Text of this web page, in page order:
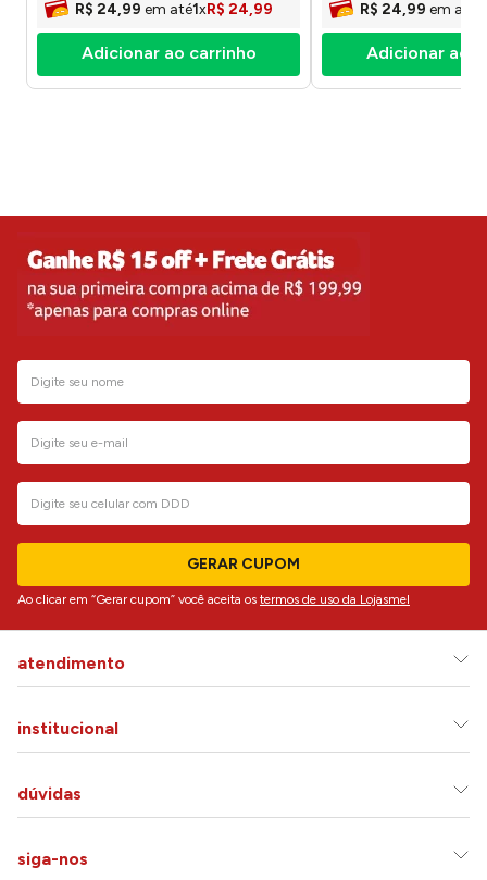
R$ 24,99 em até1xR$ 24,99
Adicionar ao carrinho
R$ 24,99 em até
Adicionar ao
GERAR CUPOM
Ao clicar em “Gerar cupom” você aceita os termos de uso da Lojasmel
atendimento
institucional
dúvidas
siga-nos